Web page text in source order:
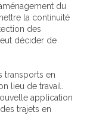
du
la continuité
des
décider de
transports en
lieu de travail.
application
trajets en